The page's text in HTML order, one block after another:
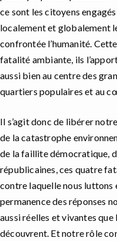
ce sont les citoyens
localement et globalement
confrontée l’humanité.
fatalité ambiante, ils
aussi bien au centre des
quartiers populaires et au
Il s’agit donc de libérer
de la catastrophe
de la faillite démocratique,
républicaines, ces quatre
contre laquelle nous luttons
permanence des réponses
aussi réelles et vivantes
découvrent. Et notre rôle